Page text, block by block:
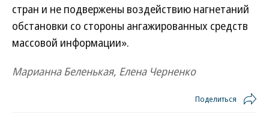
стран и не подвержены воздействию нагнетаний
обстановки со стороны ангажированных средств
массовой информации».
Марианна Беленькая, Елена Черненко
Поделиться